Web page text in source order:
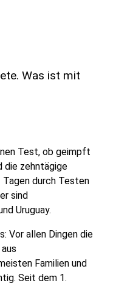
Was ist mit
Test, ob geimpft
die zehntägige
Tagen durch Testen
sind
Uruguay.
Vor allen Dingen die
Familien und
Seit dem 1.